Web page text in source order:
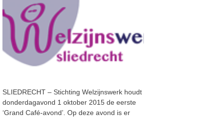
SLIEDRECHT – Stichting Welzijnswerk houdt
donderdagavond 1 oktober 2015 de eerste
‘Grand Café-avond’. Op deze avond is er